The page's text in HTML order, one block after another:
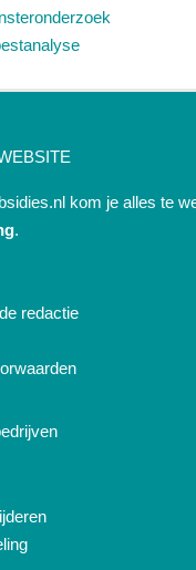
kom je alles te
.
redactie